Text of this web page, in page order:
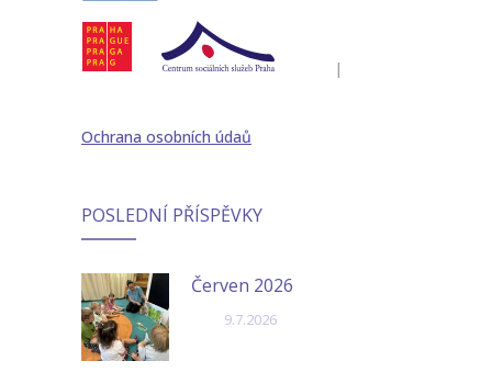
|
Ochrana osobních údaů
POSLEDNÍ PŘÍSPĚVKY
Červen 2026
9.7.2026